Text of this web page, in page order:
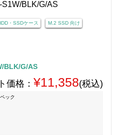
・SSDケース M.2 SSD 向け
BLK/G/AS
価格： ¥11,358(税込)
ック